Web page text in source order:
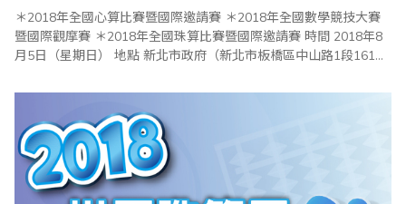
＊2018年全國心算比賽暨國際邀請賽 ＊2018年全國數學競技大賽
暨國際觀摩賽 ＊2018年全國珠算比賽暨國際邀請賽 時間 2018年8
月5日（星期日） 地點 新北市政府（新北市板橋區中山路1段161號